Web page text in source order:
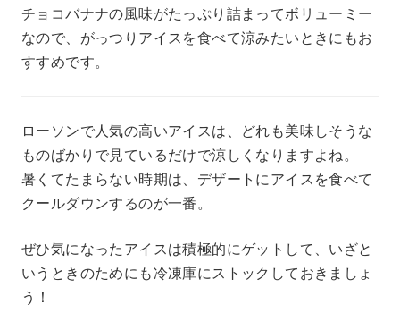
チョコバナナの風味がたっぷり詰まってボリューミー
なので、がっつりアイスを食べて涼みたいときにもお
すすめです。
ローソンで人気の高いアイスは、どれも美味しそうな
ものばかりで見ているだけで涼しくなりますよね。
暑くてたまらない時期は、デザートにアイスを食べて
クールダウンするのが一番。
ぜひ気になったアイスは積極的にゲットして、いざと
いうときのためにも冷凍庫にストックしておきましょ
う！